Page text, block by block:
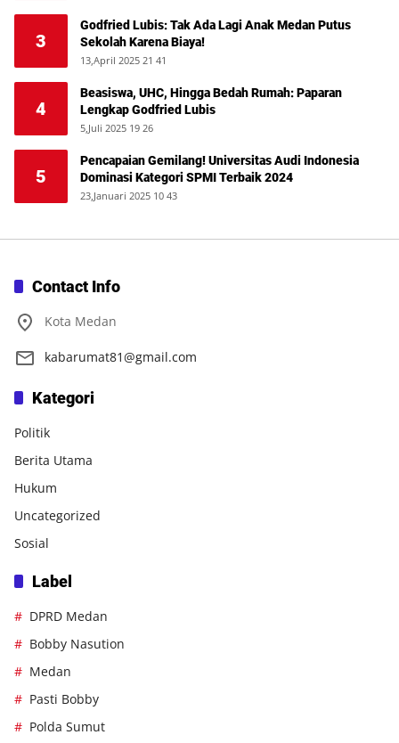
3
Godfried Lubis: Tak Ada Lagi Anak Medan Putus
Sekolah Karena Biaya!
13,April 2025 21 41
4
Beasiswa, UHC, Hingga Bedah Rumah: Paparan
Lengkap Godfried Lubis
5,Juli 2025 19 26
5
Pencapaian Gemilang! Universitas Audi Indonesia
Dominasi Kategori SPMI Terbaik 2024
23,Januari 2025 10 43
Contact Info
Kota Medan
kabarumat81@gmail.com
Kategori
Politik
Berita Utama
Hukum
Uncategorized
Sosial
Label
DPRD Medan
Bobby Nasution
Medan
Pasti Bobby
Polda Sumut